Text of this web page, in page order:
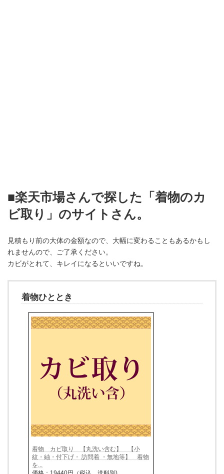
■楽天市場さんで探した「着物のカ
ビ取り」のサイトさん。
見積もり前の大体の金額なので、大幅に変わることもあるかもし
れませんので、ご了承ください。
カビがとれて、キレイになるといいですね。
着物ひととき
着物 カビ取り 【丸洗い含む】 【小
紋・紬・付下げ・ 訪問着 ・無地等】 着物
を...